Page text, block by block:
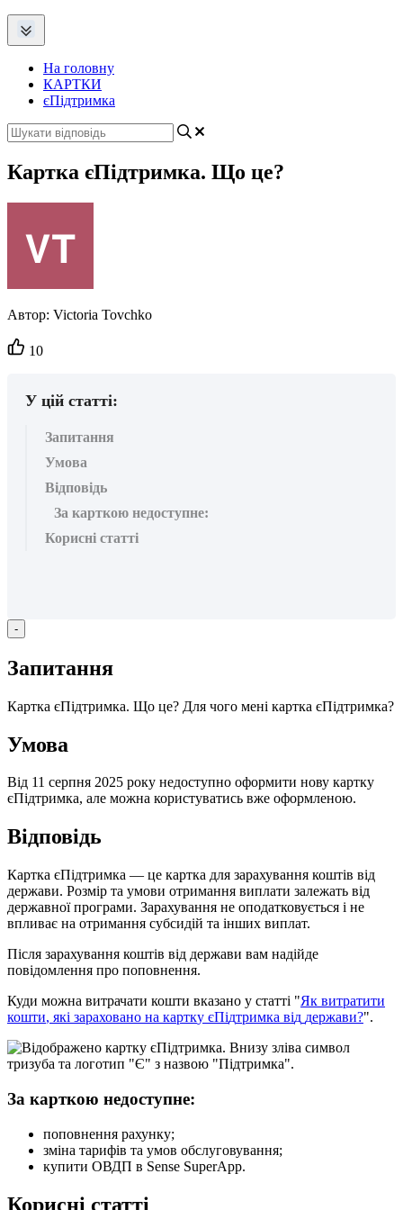
На головну
КАРТКИ
єПідтримка
Картка єПідтримка. Що це?
Автор: Victoria Tovchko
Кількість
вподобайок:
10
У цій статті:
Запитання
Умова
Відповідь
За карткою недоступне:
Корисні статті
-
Запитання
Картка єПідтримка. Що це? Для чого мені картка єПідтримка?
Умова
Від 11 серпня 2025 року недоступно оформити нову картку
єПідтримка, але можна користуватись вже оформленою.
Відповідь
Картка єПідтримка — це картка для зарахування коштів від
держави. Розмір та умови отримання виплати залежать від
державної програми. Зарахування не оподатковується і не
впливає на отримання субсидій та інших виплат.
Після зарахування коштів від держави вам надійде
повідомлення про поповнення.
Куди можна витрачати кошти вказано у статті "Як витратити
кошти, які зараховано на картку єПідтримка від держави?".
За карткою недоступне:
поповнення рахунку;
зміна тарифів та умов обслуговування;
купити ОВДП в Sense SuperApp.
Корисні статті